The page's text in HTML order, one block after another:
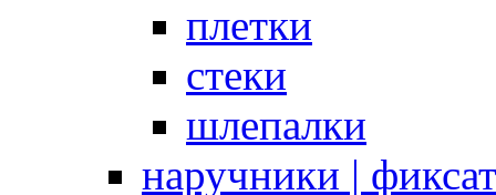
плетки
стеки
шлепалки
наручники |